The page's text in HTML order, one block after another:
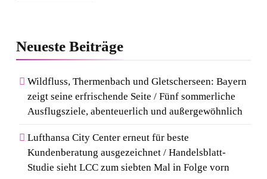
Wenn Kult auf Couture trifft:
Capri-Sun setzt modisches
Fashion Week
6
Rezertifizierung bestätigt
Qualitätsstandard: Gastein
erneut mit Österreichischem
Wandergütesiegel ausgezeichnet
Neueste Beiträge
Wildfluss, Thermenbach und Gletscherseen: Bayern
zeigt seine erfrischende Seite / Fünf sommerliche
Ausflugsziele, abenteuerlich und außergewöhnlich
Lufthansa City Center erneut für beste
Kundenberatung ausgezeichnet / Handelsblatt-
Studie sieht LCC zum siebten Mal in Folge vorn